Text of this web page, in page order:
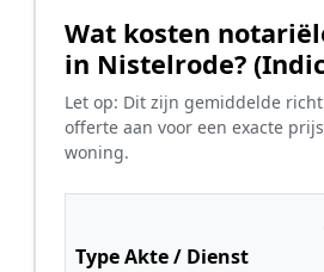
Wat kosten
in Nistelrode?
Let op: Dit zijn gemiddelde
offerte aan voor een exacte
woning.
Type Akte / Dienst